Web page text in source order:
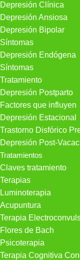
Depresión Clínica
Depresión Ansiosa
Depresión Bipolar
Síntomas
Depresión Endógena
Síntomas
Tratamiento
Depresión Postparto
Factores que influyen
Depresión Estacional
Trastorno Disfórico
Depresión Post-
Tratamientos
Claves tratamiento
Terapias
Luminoterapia
Acupuntura
Terapia
Flores de Bach
Psicoterapia
Terapia Cognitiva